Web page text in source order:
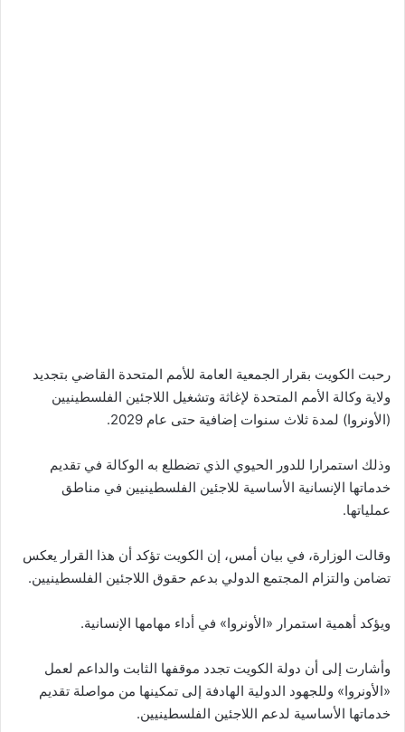
رحبت الكويت بقرار الجمعية العامة للأمم المتحدة القاضي بتجديد
ولاية وكالة الأمم المتحدة لإغاثة وتشغيل اللاجئين الفلسطينيين
(الأونروا) لمدة ثلاث سنوات إضافية حتى عام 2029.
وذلك استمرارا للدور الحيوي الذي تضطلع به الوكالة في تقديم
خدماتها الإنسانية الأساسية للاجئين الفلسطينيين في مناطق
عملياتها.
وقالت الوزارة، في بيان أمس، إن الكويت تؤكد أن هذا القرار يعكس
تضامن والتزام المجتمع الدولي بدعم حقوق اللاجئين الفلسطينيين.
ويؤكد أهمية استمرار «الأونروا» في أداء مهامها الإنسانية.
وأشارت إلى أن دولة الكويت تجدد موقفها الثابت والداعم لعمل
«الأونروا» وللجهود الدولية الهادفة إلى تمكينها من مواصلة تقديم
خدماتها الأساسية لدعم اللاجئين الفلسطينيين.